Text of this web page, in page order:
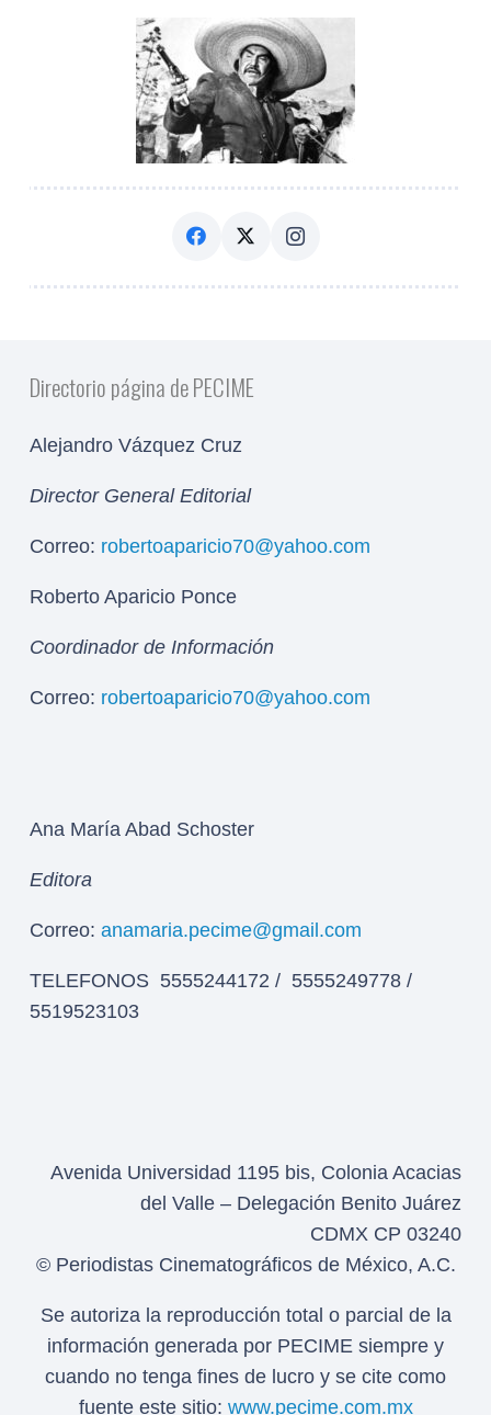
Directorio página de PECIME
Alejandro Vázquez Cruz
Director General Editorial
Correo: robertoaparicio70@yahoo.com
Roberto Aparicio Ponce
Coordinador de Información
Correo: robertoaparicio70@yahoo.com
Ana María Abad Schoster
Editora
Correo: anamaria.pecime@gmail.com
TELEFONOS 5555244172 / 5555249778 /
5519523103
Avenida Universidad 1195 bis, Colonia Acacias
del Valle – Delegación Benito Juárez
CDMX CP 03240
© Periodistas Cinematográficos de México, A.C.
Se autoriza la reproducción total o parcial de la
información generada por PECIME siempre y
cuando no tenga fines de lucro y se cite como
fuente este sitio: www.pecime.com.mx